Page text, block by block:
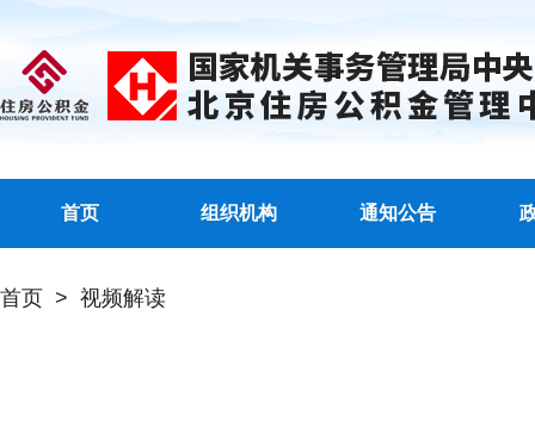
首页 组织机构 通知公告
首页 > 视频解读